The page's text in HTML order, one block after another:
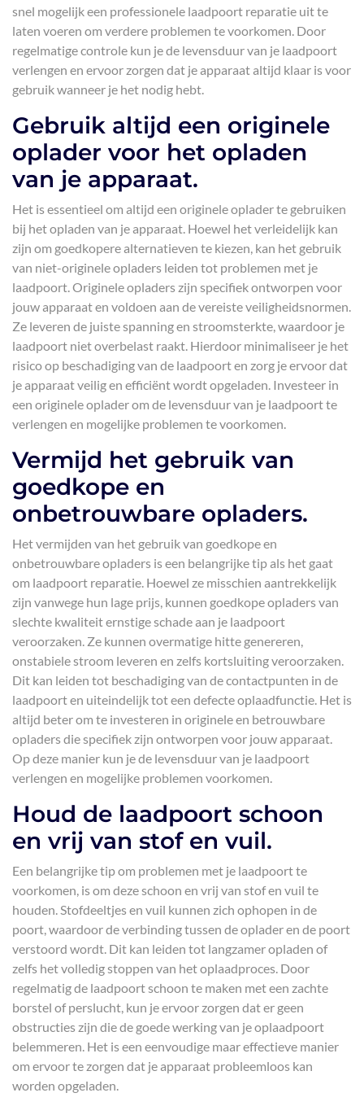
snel mogelijk een professionele laadpoort reparatie uit te
laten voeren om verdere problemen te voorkomen. Door
regelmatige controle kun je de levensduur van je laadpoort
verlengen en ervoor zorgen dat je apparaat altijd klaar is voor
gebruik wanneer je het nodig hebt.
Gebruik altijd een originele
oplader voor het opladen
van je apparaat.
Het is essentieel om altijd een originele oplader te gebruiken
bij het opladen van je apparaat. Hoewel het verleidelijk kan
zijn om goedkopere alternatieven te kiezen, kan het gebruik
van niet-originele opladers leiden tot problemen met je
laadpoort. Originele opladers zijn specifiek ontworpen voor
jouw apparaat en voldoen aan de vereiste veiligheidsnormen.
Ze leveren de juiste spanning en stroomsterkte, waardoor je
laadpoort niet overbelast raakt. Hierdoor minimaliseer je het
risico op beschadiging van de laadpoort en zorg je ervoor dat
je apparaat veilig en efficiënt wordt opgeladen. Investeer in
een originele oplader om de levensduur van je laadpoort te
verlengen en mogelijke problemen te voorkomen.
Vermijd het gebruik van
goedkope en
onbetrouwbare opladers.
Het vermijden van het gebruik van goedkope en
onbetrouwbare opladers is een belangrijke tip als het gaat
om laadpoort reparatie. Hoewel ze misschien aantrekkelijk
zijn vanwege hun lage prijs, kunnen goedkope opladers van
slechte kwaliteit ernstige schade aan je laadpoort
veroorzaken. Ze kunnen overmatige hitte genereren,
onstabiele stroom leveren en zelfs kortsluiting veroorzaken.
Dit kan leiden tot beschadiging van de contactpunten in de
laadpoort en uiteindelijk tot een defecte oplaadfunctie. Het is
altijd beter om te investeren in originele en betrouwbare
opladers die specifiek zijn ontworpen voor jouw apparaat.
Op deze manier kun je de levensduur van je laadpoort
verlengen en mogelijke problemen voorkomen.
Houd de laadpoort schoon
en vrij van stof en vuil.
Een belangrijke tip om problemen met je laadpoort te
voorkomen, is om deze schoon en vrij van stof en vuil te
houden. Stofdeeltjes en vuil kunnen zich ophopen in de
poort, waardoor de verbinding tussen de oplader en de poort
verstoord wordt. Dit kan leiden tot langzamer opladen of
zelfs het volledig stoppen van het oplaadproces. Door
regelmatig de laadpoort schoon te maken met een zachte
borstel of perslucht, kun je ervoor zorgen dat er geen
obstructies zijn die de goede werking van je oplaadpoort
belemmeren. Het is een eenvoudige maar effectieve manier
om ervoor te zorgen dat je apparaat probleemloos kan
worden opgeladen.